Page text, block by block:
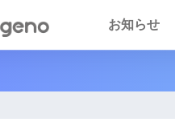
お知らせ